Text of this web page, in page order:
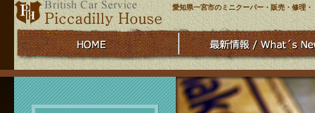
愛知県一宮市のミニクーパー・販売・修理